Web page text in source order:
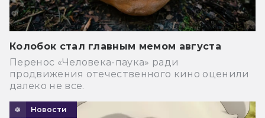
Колобок стал главным мемом августа
Перенос «Человека-паука» ради
продвижения отечественного кино оценили
далеко не все.
Новости